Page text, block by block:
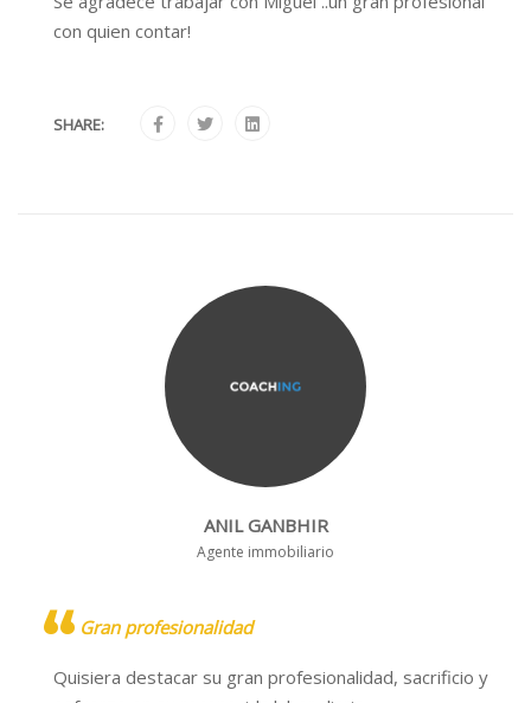
con quien contar!
SHARE:
ANIL GANBHIR
Agente immobiliario
Gran profesionalidad
Quisiera destacar su gran profesionalidad, sacrificio y